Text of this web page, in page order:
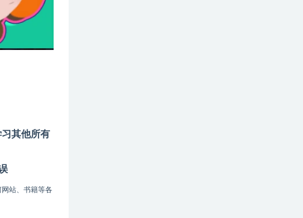
其他所有
站、书籍等各